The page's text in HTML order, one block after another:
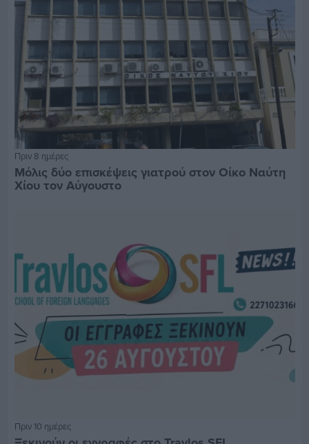
Πριν 8 ημέρες
Μόλις δύο επισκέψεις γιατρού στον Οίκο Ναύτη
Χίου τον Αύγουστο
Πριν 10 ημέρες